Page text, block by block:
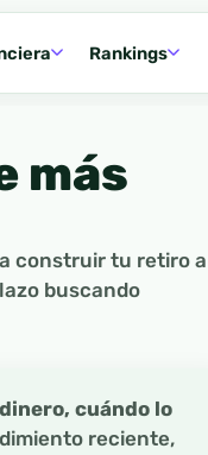
Rankings
más
construir tu retiro a
buscando
cuándo lo
reciente,